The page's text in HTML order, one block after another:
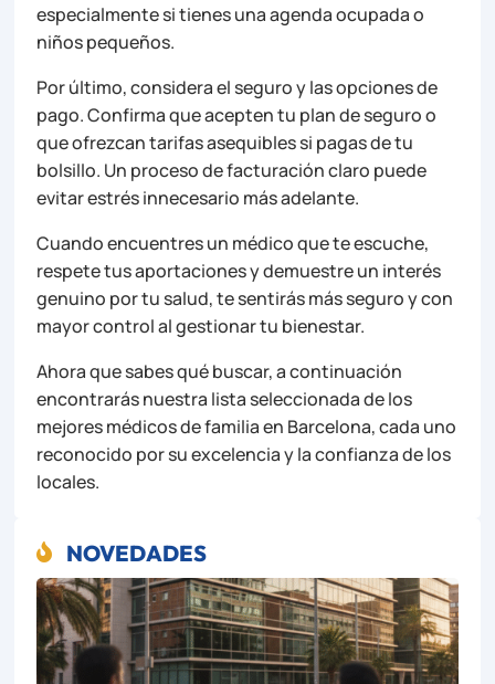
especialmente si tienes una agenda ocupada o
niños pequeños.
Por último, considera el seguro y las opciones de
pago. Confirma que acepten tu plan de seguro o
que ofrezcan tarifas asequibles si pagas de tu
bolsillo. Un proceso de facturación claro puede
evitar estrés innecesario más adelante.
Cuando encuentres un médico que te escuche,
respete tus aportaciones y demuestre un interés
genuino por tu salud, te sentirás más seguro y con
mayor control al gestionar tu bienestar.
Ahora que sabes qué buscar, a continuación
encontrarás nuestra lista seleccionada de los
mejores médicos de familia en Barcelona, cada uno
reconocido por su excelencia y la confianza de los
locales.
 NOVEDADES